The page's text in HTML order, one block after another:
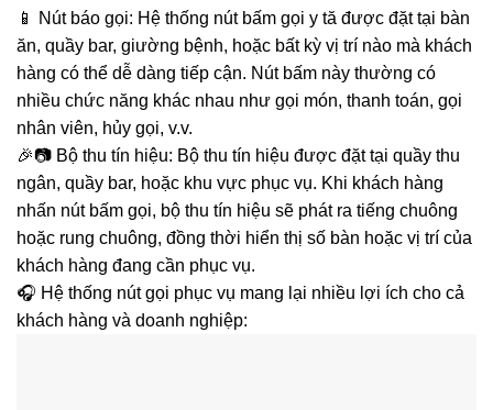
📱 Nút báo gọi: Hệ thống nút bấm gọi y tă được đặt tại bàn
ăn, quầy bar, giường bệnh, hoặc bất kỳ vị trí nào mà khách
hàng có thể dễ dàng tiếp cận. Nút bấm này thường có
nhiều chức năng khác nhau như gọi món, thanh toán, gọi
nhân viên, hủy gọi, v.v.
🎉📷 Bộ thu tín hiệu: Bộ thu tín hiệu được đặt tại quầy thu
ngân, quầy bar, hoặc khu vực phục vụ. Khi khách hàng
nhấn nút bấm gọi, bộ thu tín hiệu sẽ phát ra tiếng chuông
hoặc rung chuông, đồng thời hiển thị số bàn hoặc vị trí của
khách hàng đang cần phục vụ.
🎧 Hệ thống nút gọi phục vụ mang lại nhiều lợi ích cho cả
khách hàng và doanh nghiệp: